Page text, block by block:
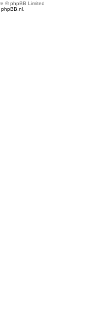
© phpBB Limited
phpBB.nl